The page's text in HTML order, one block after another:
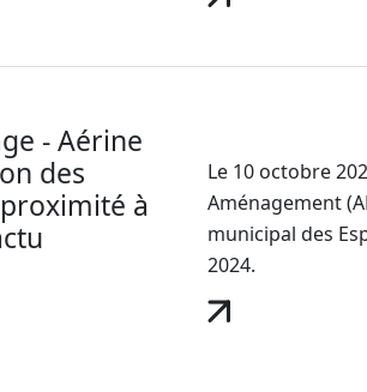
- Aérine
des
à
Le 10 octobre
Aménagement
municipal des
2024.